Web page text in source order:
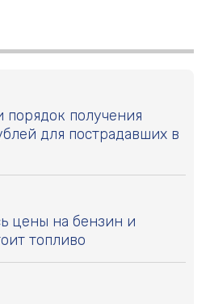
получения
для пострадавших в
цены на бензин и
топливо